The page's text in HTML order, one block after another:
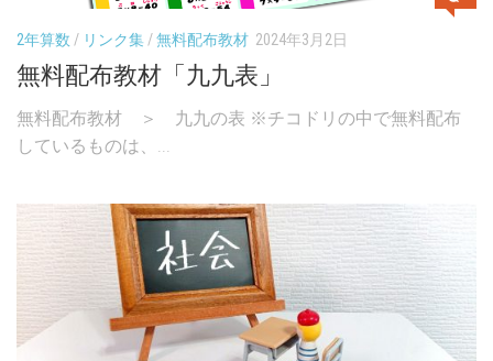
2年算数 / リンク集 /無料配布教材 2024年3月2日
無料配布教材「九九表」
無料配布教材 ＞ 九九の表 ※チコドリの中で無料配布
しているものは、...